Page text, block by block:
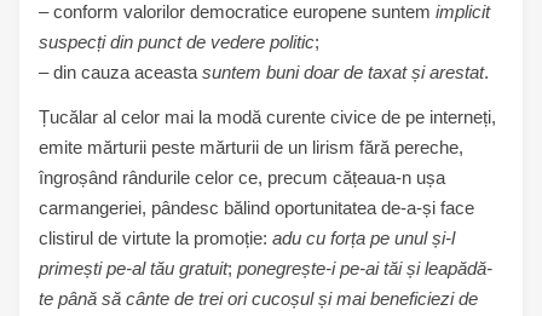
– conform valorilor democratice europene suntem implicit
suspecți din punct de vedere politic;
– din cauza aceasta suntem buni doar de taxat și arestat.
Țucălar al celor mai la modă curente civice de pe interneți,
emite mărturii peste mărturii de un lirism fără pereche,
îngroșând rândurile celor ce, precum cățeaua-n ușa
carmangeriei, pândesc bălind oportunitatea de-a-și face
clistirul de virtute la promoție: adu cu forța pe unul și-l
primești pe-al tău gratuit; ponegrește-i pe-ai tăi și leapădă-
te până să cânte de trei ori cucoșul și mai beneficiezi de